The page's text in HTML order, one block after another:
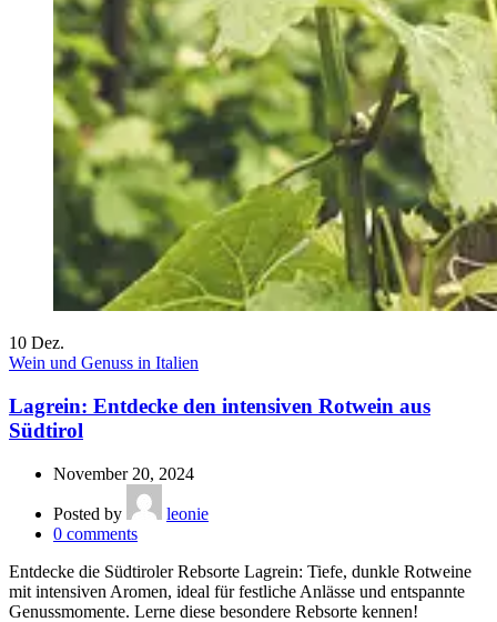
10 Dez.
Wein und Genuss in Italien
Lagrein: Entdecke den intensiven Rotwein aus
Südtirol
November 20, 2024
Posted by
leonie
0 comments
Entdecke die Südtiroler Rebsorte Lagrein: Tiefe, dunkle Rotweine
mit intensiven Aromen, ideal für festliche Anlässe und entspannte
Genussmomente. Lerne diese besondere Rebsorte kennen!